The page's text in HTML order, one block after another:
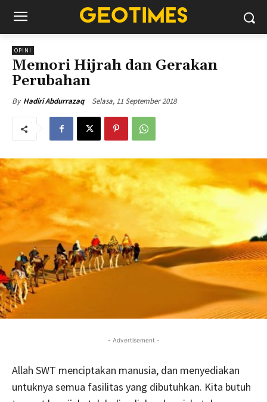
OPINI
Memori Hijrah dan Gerakan
Perubahan
By Hadiri Abdurrazaq Selasa, 11 September 2018
- Advertisement -
Allah SWT menciptakan manusia, dan menyediakan
untuknya semua fasilitas yang dibutuhkan. Kita butuh